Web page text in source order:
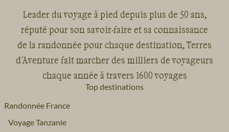
Leader du voyage à pied depuis plus de 50 ans,
réputé pour son savoir-faire et sa connaissance
de la randonnée pour chaque destination, Terres
d'Aventure fait marcher des milliers de voyageurs
chaque année à travers 1600 voyages
Top destinations
Randonnée France
Voyage Tanzanie